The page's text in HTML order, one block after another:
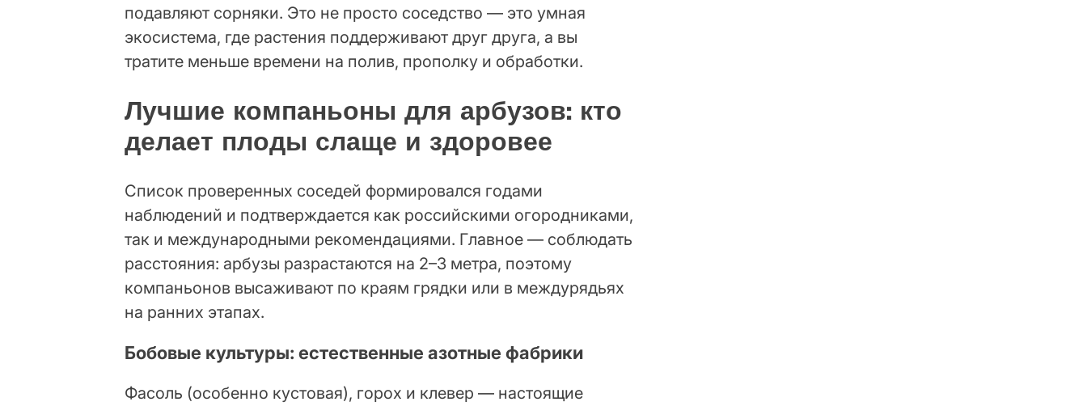
подавляют сорняки. Это не просто соседство — это умная
экосистема, где растения поддерживают друг друга, а вы
тратите меньше времени на полив, прополку и обработки.
Лучшие компаньоны для арбузов: кто
делает плоды слаще и здоровее
Список проверенных соседей формировался годами
наблюдений и подтверждается как российскими огородниками,
так и международными рекомендациями. Главное — соблюдать
расстояния: арбузы разрастаются на 2–3 метра, поэтому
компаньонов высаживают по краям грядки или в междурядьях
на ранних этапах.
Бобовые культуры: естественные азотные фабрики
Фасоль (особенно кустовая), горох и клевер — настоящие